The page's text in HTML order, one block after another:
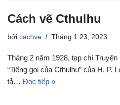
Cách vẽ Cthulhu
bởi cachve Tháng 1 23, 2023
Tháng 2 năm 1928, tạp chí
“Tiếng gọi của Cthulhu” của H. P.
tả… Đọc tiếp »